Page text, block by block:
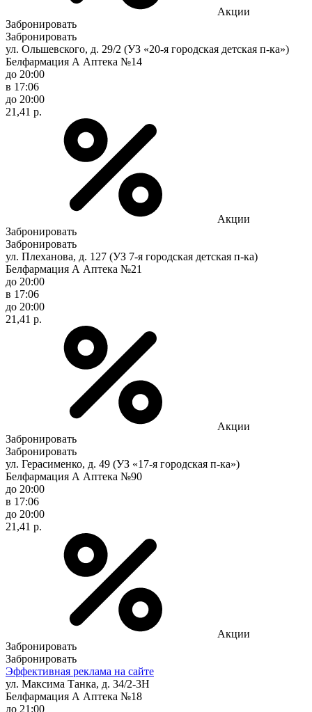
Акции
Забронировать
Забронировать
ул. Ольшевского, д. 29/2 (УЗ «20-я городская детская п-ка»)
Белфармация А Аптека №14
до 20:00
в 17:06
до 20:00
21,41 р.
Акции
Забронировать
Забронировать
ул. Плеханова, д. 127 (УЗ 7-я городская детская п-ка)
Белфармация А Аптека №21
до 20:00
в 17:06
до 20:00
21,41 р.
Акции
Забронировать
Забронировать
ул. Герасименко, д. 49 (УЗ «17-я городская п-ка»)
Белфармация А Аптека №90
до 20:00
в 17:06
до 20:00
21,41 р.
Акции
Забронировать
Забронировать
Эффективная реклама на сайте
ул. Максима Танка, д. 34/2-3Н
Белфармация А Аптека №18
до 21:00